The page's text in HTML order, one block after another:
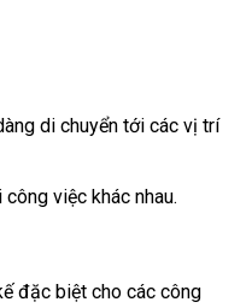
di chuyển tới các vị trí
việc khác nhau.
đặc biệt cho các công